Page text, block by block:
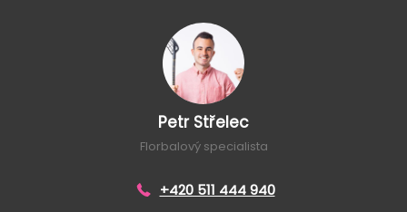
Petr Střelec
Florbalový specialista
+420 511 444 940